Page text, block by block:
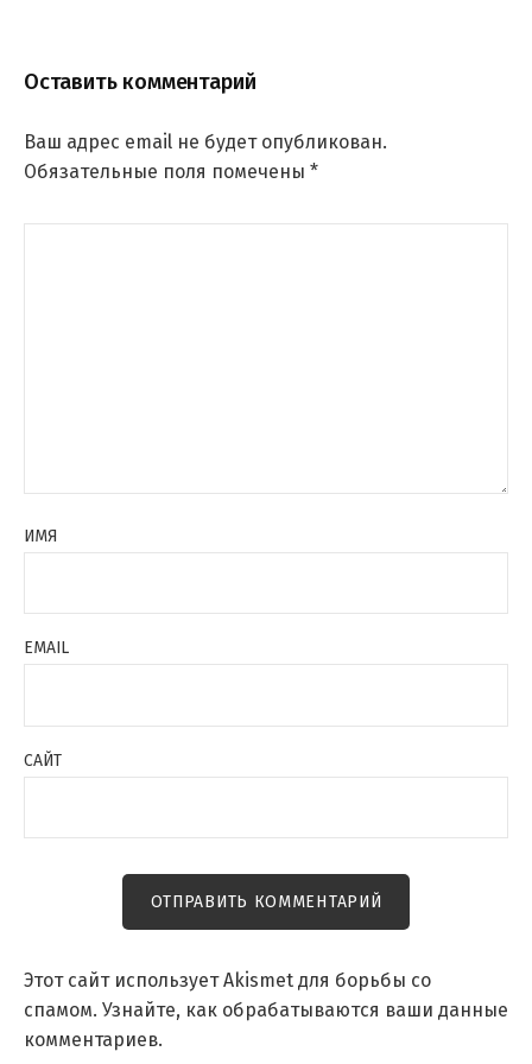
Оставить комментарий
Ваш адрес email не будет опубликован.
Обязательные поля помечены *
ИМЯ
EMAIL
САЙТ
Этот сайт использует Akismet для борьбы со
спамом. Узнайте, как обрабатываются ваши данные
комментариев.